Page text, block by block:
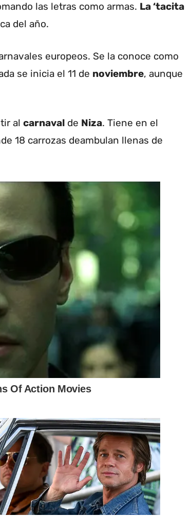
las letras como armas. La ‘tacita
del año.
europeos. Se la conoce como
se inicia el 11 de noviembre, aunque
al carnaval de Niza. Tiene en el
18 carrozas deambulan llenas de